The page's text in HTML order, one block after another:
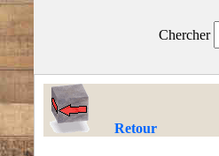
Chercher
Retour